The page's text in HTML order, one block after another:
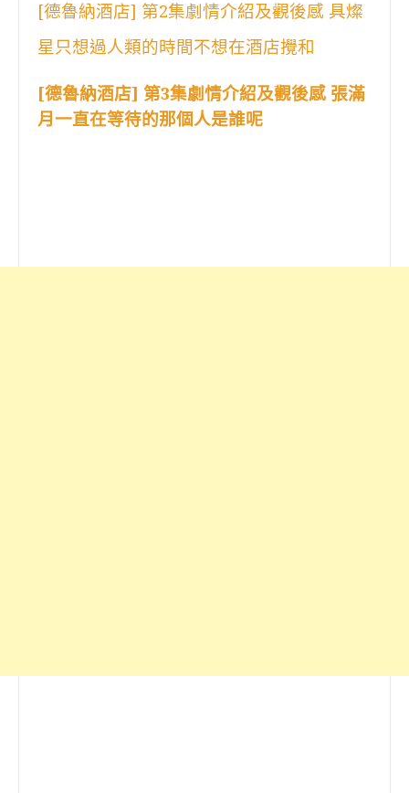
[德魯納酒店] 第2集劇情介紹及觀後感 具燦
星只想過人類的時間不想在酒店攪和
[德魯納酒店] 第3集劇情介紹及觀後感 張滿
月一直在等待的那個人是誰呢